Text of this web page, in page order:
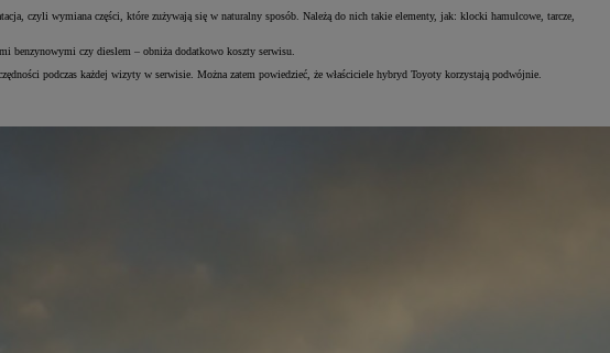
czyli wymiana części, które zużywają się w naturalny sposób. Należą do nich takie elementy, jak: klocki hamulcowe, tarcze,
benzynowymi czy dieslem – obniża dodatkowo koszty serwisu.
podczas każdej wizyty w serwisie. Można zatem powiedzieć, że właściciele hybryd Toyoty korzystają podwójnie.